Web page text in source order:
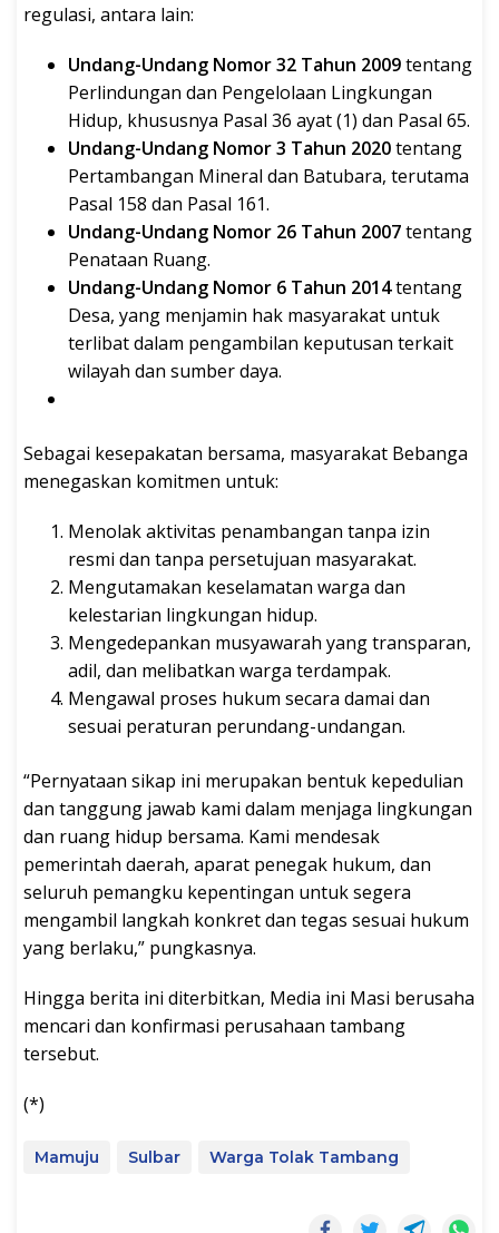
regulasi, antara lain:
Undang-Undang Nomor 32 Tahun 2009tentang
Perlindungan dan Pengelolaan Lingkungan
Hidup, khususnya Pasal 36 ayat (1) dan Pasal 65.
Undang-Undang Nomor 3 Tahun 2020tentang
Pertambangan Mineral dan Batubara, terutama
Pasal 158 dan Pasal 161.
Undang-Undang Nomor 26 Tahun 2007tentang
Penataan Ruang.
Undang-Undang Nomor 6 Tahun 2014tentang
Desa, yang menjamin hak masyarakat untuk
terlibat dalam pengambilan keputusan terkait
wilayah dan sumber daya.
Sebagai kesepakatan bersama, masyarakat Bebanga
menegaskan komitmen untuk:
Menolak aktivitas penambangan tanpa izin
resmi dan tanpa persetujuan masyarakat.
Mengutamakan keselamatan warga dan
kelestarian lingkungan hidup.
Mengedepankan musyawarah yang transparan,
adil, dan melibatkan warga terdampak.
Mengawal proses hukum secara damai dan
sesuai peraturan perundang-undangan.
“Pernyataan sikap ini merupakan bentuk kepedulian
dan tanggung jawab kami dalam menjaga lingkungan
dan ruang hidup bersama. Kami mendesak
pemerintah daerah, aparat penegak hukum, dan
seluruh pemangku kepentingan untuk segera
mengambil langkah konkret dan tegas sesuai hukum
yang berlaku,” pungkasnya.
Hingga berita ini diterbitkan, Media ini Masi berusaha
mencari dan konfirmasi perusahaan tambang
tersebut.
(*)
Mamuju Sulbar Warga Tolak Tambang